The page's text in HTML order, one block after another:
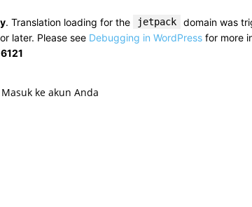
. Translation loading for the jetpack
domain was
later. Please see Debugging in WordPress for more
6121
ke akun Anda